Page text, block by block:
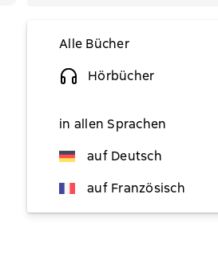
Alle Bücher
Hörbücher
in allen Sprachen
auf Deutsch
auf Französisch